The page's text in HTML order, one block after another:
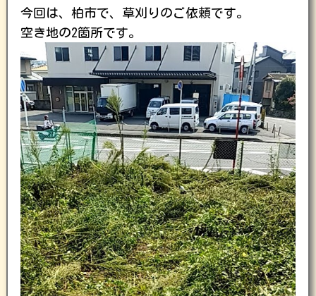
今回は、柏市で、草刈りのご依頼です。
空き地の2箇所です。